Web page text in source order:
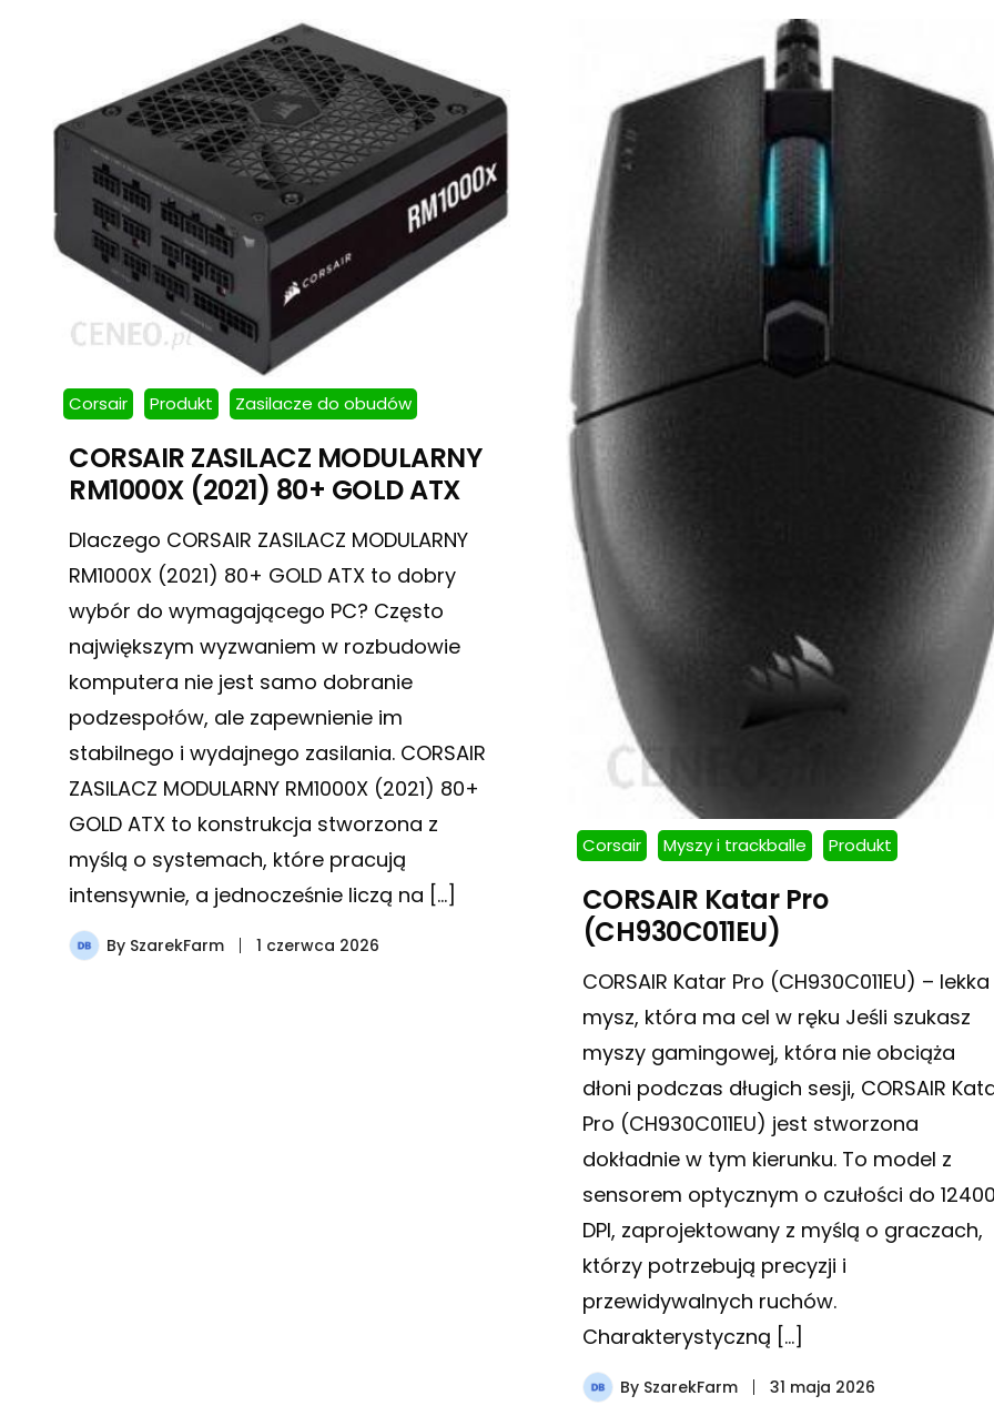
Corsair Produkt Zasilacze do obudów
CORSAIR ZASILACZ MODULARNY
RM1000X (2021) 80+ GOLD ATX
Dlaczego CORSAIR ZASILACZ MODULARNY
RM1000X (2021) 80+ GOLD ATX to dobry
wybór do wymagającego PC? Często
największym wyzwaniem w rozbudowie
komputera nie jest samo dobranie
podzespołów, ale zapewnienie im
stabilnego i wydajnego zasilania. CORSAIR
ZASILACZ MODULARNY RM1000X (2021) 80+
GOLD ATX to konstrukcja stworzona z
myślą o systemach, które pracują
intensywnie, a jednocześnie liczą na […]
By SzarekFarm 1 czerwca 2026
Corsair Myszy i trackballe Produkt
CORSAIR Katar Pro
(CH930C011EU)
CORSAIR Katar Pro (CH930C011EU) – lekka
mysz, która ma cel w ręku Jeśli szukasz
myszy gamingowej, która nie obciąża
dłoni podczas długich sesji, CORSAIR
Pro (CH930C011EU) jest stworzona
dokładnie w tym kierunku. To model z
sensorem optycznym o czułości do
DPI, zaprojektowany z myślą o graczach,
którzy potrzebują precyzji i
przewidywalnych ruchów.
Charakterystyczną […]
By SzarekFarm 31 maja 2026